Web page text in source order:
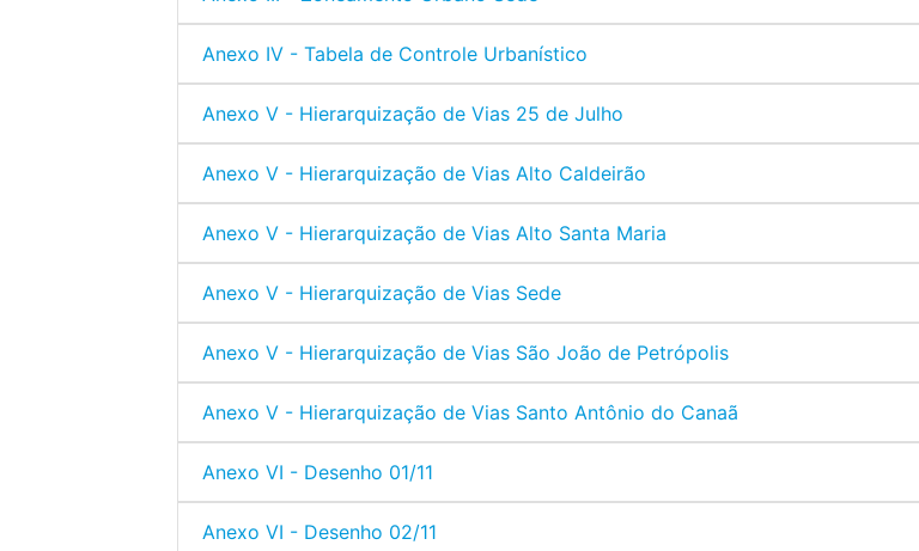
Anexo IV - Tabela de Controle Urbanístico
Anexo V - Hierarquização de Vias 25 de Julho
Anexo V - Hierarquização de Vias Alto Caldeirão
Anexo V - Hierarquização de Vias Alto Santa Maria
Anexo V - Hierarquização de Vias Sede
Anexo V - Hierarquização de Vias São João de Petrópolis
Anexo V - Hierarquização de Vias Santo Antônio do Canaã
Anexo VI - Desenho 01/11
Anexo VI - Desenho 02/11